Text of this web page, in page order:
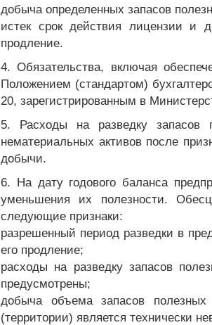
добыча определенных запасов
истек срок действия лицензии и
продление.
4. Обязательства, включая
Положением (стандартом)
20, зарегистрированным в
5. Расходы на разведку запасов
нематериальных активов после
добычи.
6. На дату годового баланса
уменьшения их полезности.
следующие признаки:
разрешенный период разведки в
его продление;
расходы на разведку запасов
предусмотрены;
добыча объема запасов полезных
(территории) является технически